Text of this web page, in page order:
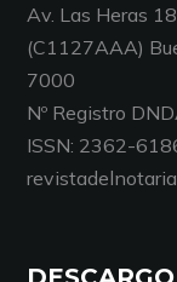
Av. Las Heras
(C1127AAA)
7000
Nº Registro
ISSN: 2362-